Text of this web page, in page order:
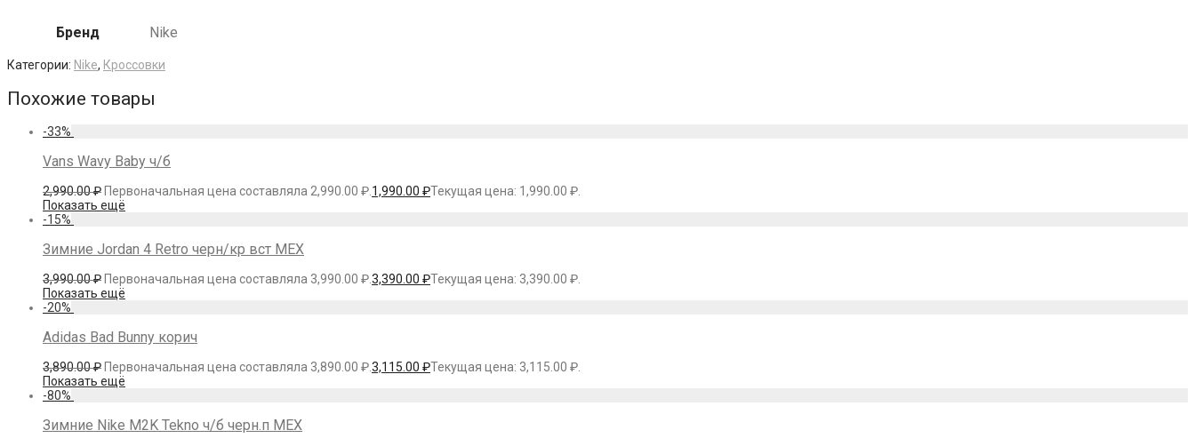
Бренд Nike
Категории: Nike, Кроссовки
Похожие товары
-33%
Vans Wavy Baby ч/б
2,990.00₽ Первоначальная цена составляла 2,990.00 ₽. 1,990.00 ₽Текущая цена: 1,990.00 ₽.
Показать ещё
-15%
Зимние Jordan 4 Retro черн/кр вст МЕХ
3,990.00₽ Первоначальная цена составляла 3,990.00 ₽.3,390.00 ₽Текущая цена: 3,390.00 ₽.
Показать ещё
-20%
Adidas Bad Bunny корич
3,890.00₽ Первоначальная цена составляла 3,890.00 ₽.3,115.00 ₽Текущая цена: 3,115.00 ₽.
Показать ещё
-80%
Зимние Nike M2K Tekno ч/б черн.п МЕХ